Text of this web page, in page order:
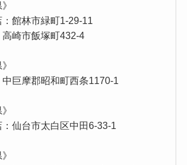
館林市緑町1-29-11
高崎市飯塚町432-4
中巨摩郡昭和町西条1170-1
仙台市太白区中田6-33-1